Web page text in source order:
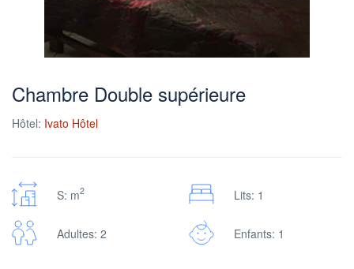
Chambre Double supérieure
Hôtel: Ivato Hôtel
S: m2 Lits: 1
Adultes: 2 Enfants: 1